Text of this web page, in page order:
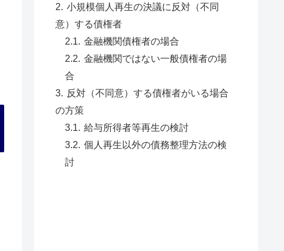
小規模個人再生の決議に反対（不同
意）する債権者
金融機関債権者の場合
金融機関ではない一般債権者の場
合
反対（不同意）する債権者がいる場合
の方策
給与所得者等再生の検討
個人再生以外の債務整理方法の検
討